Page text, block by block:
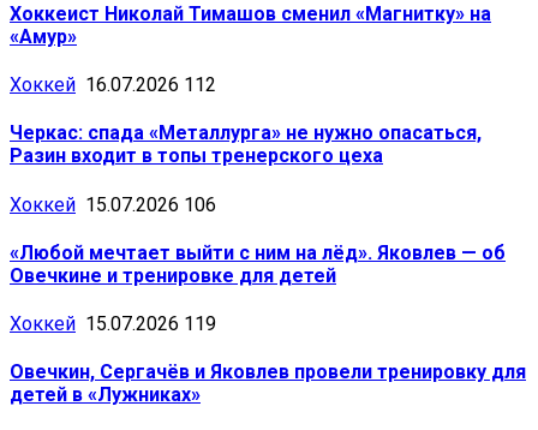
Хоккеист Николай Тимашов сменил «Магнитку» на
«Амур»
Хоккей 16.07.2026 112
Черкас: спада «Металлурга» не нужно опасаться,
Разин входит в топы тренерского цеха
Хоккей 15.07.2026 106
«Любой мечтает выйти с ним на лёд». Яковлев — об
Овечкине и тренировке для детей
Хоккей 15.07.2026 119
Овечкин, Сергачёв и Яковлев провели тренировку для
детей в «Лужниках»